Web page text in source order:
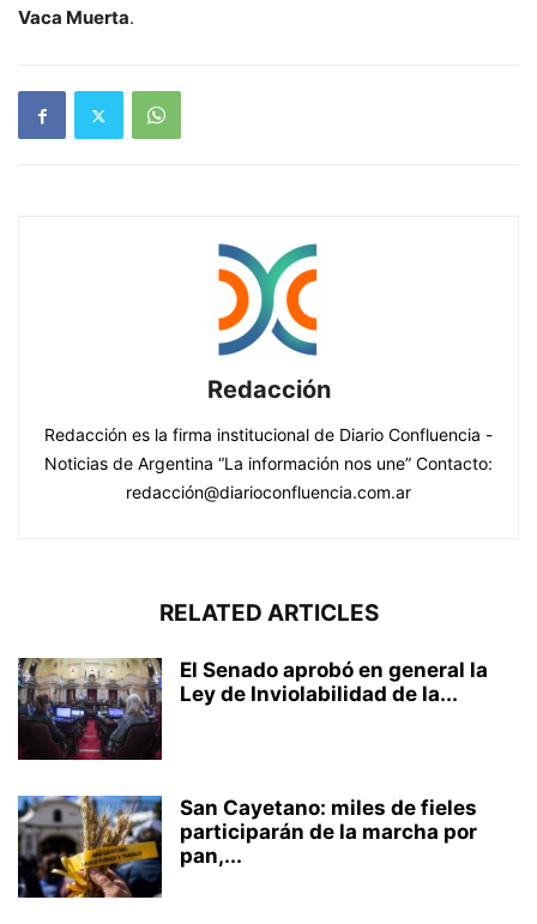
Vaca Muerta.
Redacción
Redacción es la firma institucional de Diario Confluencia -
Noticias de Argentina “La información nos une” Contacto:
redacción@diarioconfluencia.com.ar
RELATED ARTICLES
El Senado aprobó en general la
Ley de Inviolabilidad de la...
San Cayetano: miles de fieles
participarán de la marcha por
pan,...